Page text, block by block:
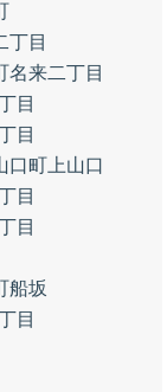
丁目
名来二丁目
目
目
口町上山口
目
目
船坂
目